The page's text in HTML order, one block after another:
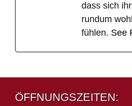
dass sich
rundum
fühlen. See
ÖFFNUNGSZEITEN: